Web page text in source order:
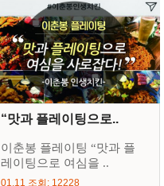
“맛과 플레이팅으로..
이춘봉 플레이팅 “맛과 플
레이팅으로 여심을 ..
01.11 조회: 12228